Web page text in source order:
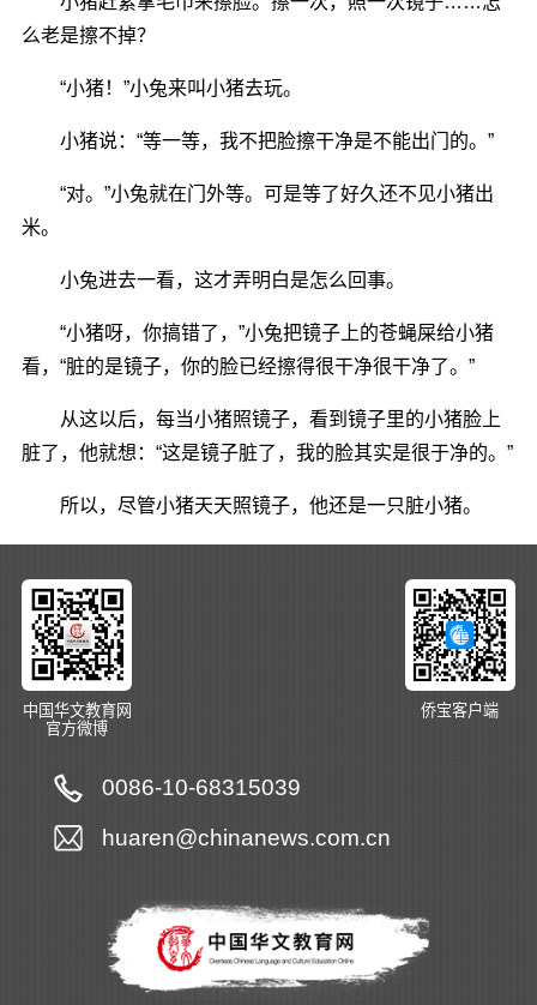
么老是擦不掉？
“小猪！”小兔来叫小猪去玩。
小猪说：“等一等，我不把脸擦干净是不能出门的。”
“对。”小兔就在门外等。可是等了好久还不见小猪出
米。
小兔进去一看，这才弄明白是怎么回事。
“小猪呀，你搞错了，”小兔把镜子上的苍蝇屎给小猪
看，“脏的是镜子，你的脸已经擦得很干净很干净了。”
从这以后，每当小猪照镜子，看到镜子里的小猪脸上
脏了，他就想：“这是镜子脏了，我的脸其实是很于净的。”
所以，尽管小猪天天照镜子，他还是一只脏小猪。
中国华文教育网
官方微博
侨宝客户端
0086-10-68315039
huaren@chinanews.com.cn